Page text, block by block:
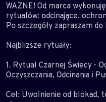
WAŻNE! Od marca
rytuałów: odcinające,
Po szczegóły zapraszam
Najbliższe rytuały:
1. Rytuał Czarnej Świecy -
Oczyszczania, Odcinania i
Cel: Uwolnienie od blokad,